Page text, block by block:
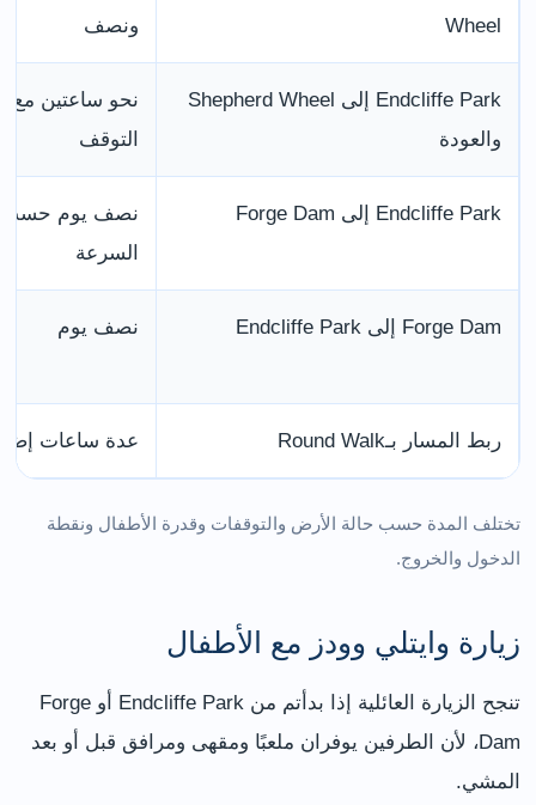
Wheel ونصف
Endcliffe Park إلى Shepherd Wheel
والعودة
نحو ساعتين مع
التوقف
Endcliffe Park إلى Forge Dam
نصف يوم حسب
السرعة
Forge Dam إلى Endcliffe Park نصف يوم
ربط المسار بـRound Walk عدة ساعات
تختلف المدة حسب حالة الأرض والتوقفات وقدرة الأطفال ونقطة
الدخول والخروج.
زيارة وايتلي وودز مع الأطفال
تنجح الزيارة العائلية إذا بدأتم من Endcliffe Park أو Forge
Dam، لأن الطرفين يوفران ملعبًا ومقهى ومرافق قبل أو بعد
المشي.